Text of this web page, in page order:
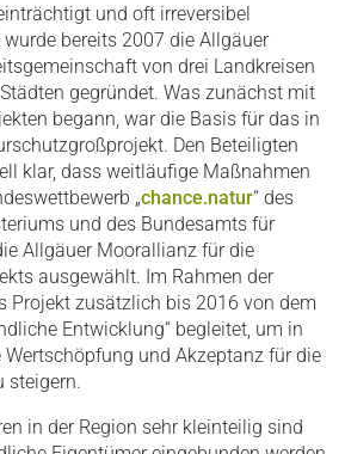
und oft irreversibel
bereits 2007 die Allgäuer
von drei Landkreisen
gegründet. Was zunächst mit
begann, war die Basis für das in
Den Beteiligten
klar, dass weitläufige Maßnahmen
„chance.natur“ des
und des Bundesamts für
Allgäuer Moorallianz für die
ausgewählt. Im Rahmen der
Projekt zusätzlich bis 2016 von dem
Entwicklung“ begleitet, um in
und Akzeptanz für die
steigern.
in der Region sehr kleinteilig sind